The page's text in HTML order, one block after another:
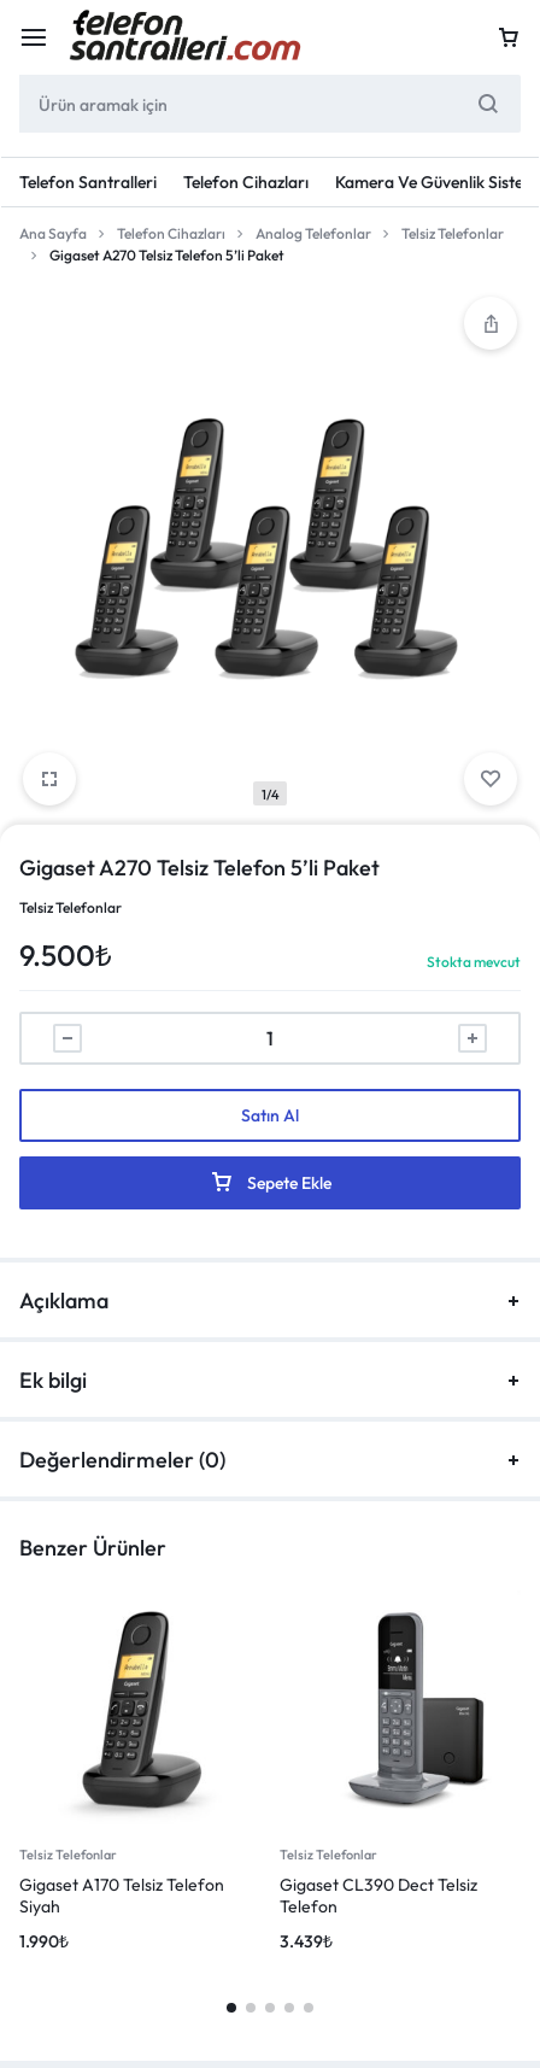
Telefon Santralleri Telefon Cihazları Kamera Ve Güvenlik
Ana Sayfa Telefon Cihazları Analog Telefonlar
Telsiz Telefonlar
Gigaset A270 Telsiz Telefon 5’li Paket
1/4
Gigaset A270 Telsiz Telefon 5’li Paket
Telsiz Telefonlar
9.500₺ Stokta mevcut
Sepete Ekle
Satın Al
Açıklama
Ek bilgi
Değerlendirmeler (0)
Benzer Ürünler
Telsiz Telefonlar
Gigaset A170 Telsiz Telefon
Siyah
1.990₺
Telsiz Telefonlar
Gigaset CL390 Dect Telsiz
Telefon
3.439₺